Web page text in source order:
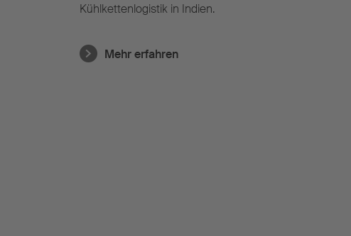
Kühlkettenlogistik in Indien.
Mehr erfahren